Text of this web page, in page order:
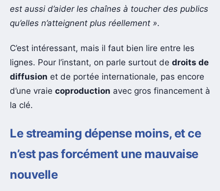
est aussi d’aider les chaînes à toucher des publics
qu’elles n’atteignent plus réellement ».
C’est intéressant, mais il faut bien lire entre les
lignes. Pour l’instant, on parle surtout de droits de
diffusion et de portée internationale, pas encore
d’une vraie coproduction avec gros financement à
la clé.
Le streaming dépense moins, et ce
n’est pas forcément une mauvaise
nouvelle